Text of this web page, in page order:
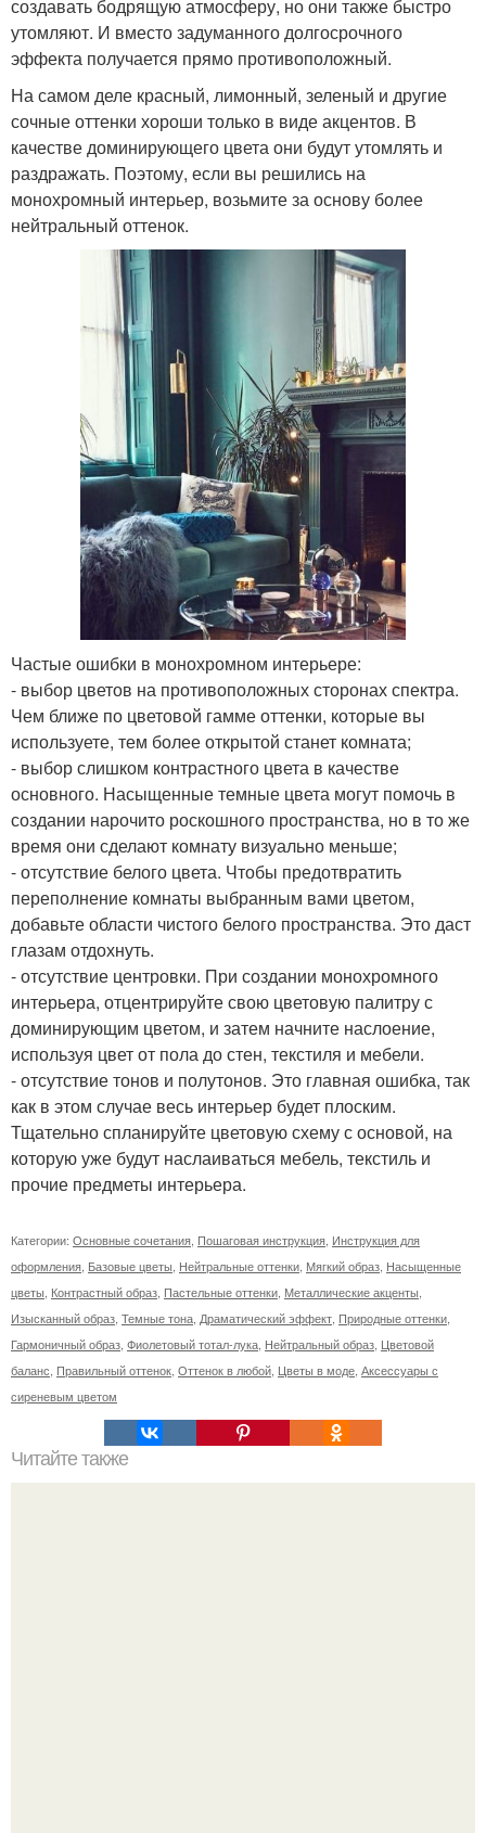
создавать бодрящую атмосферу, но они также быстро
утомляют. И вместо задуманного долгосрочного
эффекта получается прямо противоположный.
На самом деле красный, лимонный, зеленый и другие
сочные оттенки хороши только в виде акцентов. В
качестве доминирующего цвета они будут утомлять и
раздражать. Поэтому, если вы решились на
монохромный интерьер, возьмите за основу более
нейтральный оттенок.
Частые ошибки в монохромном интерьере:
- выбор цветов на противоположных сторонах спектра.
Чем ближе по цветовой гамме оттенки, которые вы
используете, тем более открытой станет комната;
- выбор слишком контрастного цвета в качестве
основного. Насыщенные темные цвета могут помочь в
создании нарочито роскошного пространства, но в то же
время они сделают комнату визуально меньше;
- отсутствие белого цвета. Чтобы предотвратить
переполнение комнаты выбранным вами цветом,
добавьте области чистого белого пространства. Это даст
глазам отдохнуть.
- отсутствие центровки. При создании монохромного
интерьера, отцентрируйте свою цветовую палитру с
доминирующим цветом, и затем начните наслоение,
используя цвет от пола до стен, текстиля и мебели.
- отсутствие тонов и полутонов. Это главная ошибка, так
как в этом случае весь интерьер будет плоским.
Тщательно спланируйте цветовую схему с основой, на
которую уже будут наслаиваться мебель, текстиль и
прочие предметы интерьера.
Категории: Основные сочетания, Пошаговая инструкция, Инструкция для
оформления, Базовые цветы, Нейтральные оттенки, Мягкий образ, Насыщенные
цветы, Контрастный образ, Пастельные оттенки, Металлические акценты,
Изысканный образ, Темные тона, Драматический эффект, Природные оттенки,
Гармоничный образ, Фиолетовый тотал-лука, Нейтральный образ, Цветовой
баланс, Правильный оттенок, Оттенок в любой, Цветы в моде, Аксессуары с
сиреневым цветом
Читайте также